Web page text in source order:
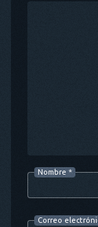
Nombre *
Correo